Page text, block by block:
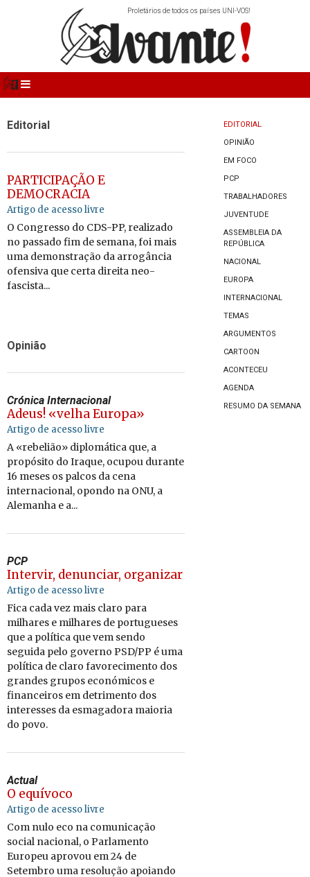
Proletários de todos os países UNI-VOS!
Editorial
PARTICIPAÇÃO E
DEMOCRACIA
Artigo de acesso livre
O Congresso do CDS-PP, realizado
no passado fim de semana, foi mais
uma demonstração da arrogância
ofensiva que certa direita neo-
fascista...
Opinião
Crónica Internacional
Adeus! «velha Europa»
Artigo de acesso livre
A «rebelião» diplomática que, a
propósito do Iraque, ocupou durante
16 meses os palcos da cena
internacional, opondo na ONU, a
Alemanha e a...
PCP
Intervir, denunciar, organizar
Artigo de acesso livre
Fica cada vez mais claro para
milhares e milhares de portugueses
que a política que vem sendo
seguida pelo governo PSD/PP é uma
política de claro favorecimento dos
grandes grupos económicos e
financeiros em detrimento dos
interesses da esmagadora maioria
do povo.
Actual
O equívoco
Artigo de acesso livre
Com nulo eco na comunicação
social nacional, o Parlamento
Europeu aprovou em 24 de
Setembro uma resolução apoiando
EDITORIAL
OPINIÃO
EM FOCO
PCP
TRABALHADORES
JUVENTUDE
ASSEMBLEIA DA
REPÚBLICA
NACIONAL
EUROPA
INTERNACIONAL
TEMAS
ARGUMENTOS
CARTOON
ACONTECEU
AGENDA
RESUMO DA SEMANA